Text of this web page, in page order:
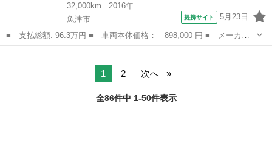
32,000km
2016年
魚津市
提携サイト 5月23日
■ 支払総額: 96.3万円 ■ 車両本体価格： 898,000 円 ■ メーカー
名： マツダ ■ 車種名： フレアクロスオーバー ■ グレード
1 2 次へ
全86件中 1-50件表示